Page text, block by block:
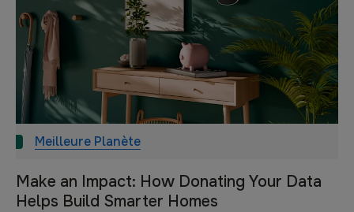
Meilleure Planète
Make an Impact: How Donating Your Data
Helps Build Smarter Homes